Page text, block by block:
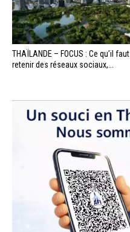
THAÏLANDE – FOCUS : Ce qu’il faut
retenir des réseaux sociaux,...